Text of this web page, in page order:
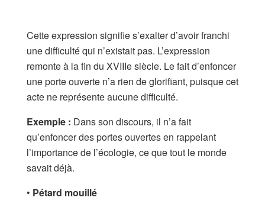
Cette expression signifie s’exalter d’avoir franchi
une difficulté qui n’existait pas. L’expression
remonte à la fin du XVIIIe siècle. Le fait d’enfoncer
une porte ouverte n’a rien de glorifiant, puisque cet
acte ne représente aucune difficulté.
Exemple : Dans son discours, il n’a fait
qu’enfoncer des portes ouvertes en rappelant
l’importance de l’écologie, ce que tout le monde
savait déjà.
• Pétard mouillé